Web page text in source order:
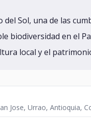
del Sol, una de las
biodiversidad en el
local y el
Jose, Urrao, Antioquia,